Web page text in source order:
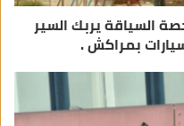
السياقة يربك السير
بمراكش .